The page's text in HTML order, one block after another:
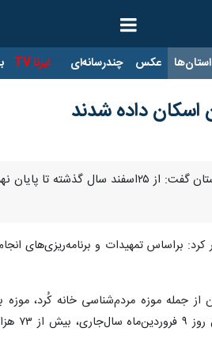
استان‌ها عکس چندرسانه‌ای ایرنا TV